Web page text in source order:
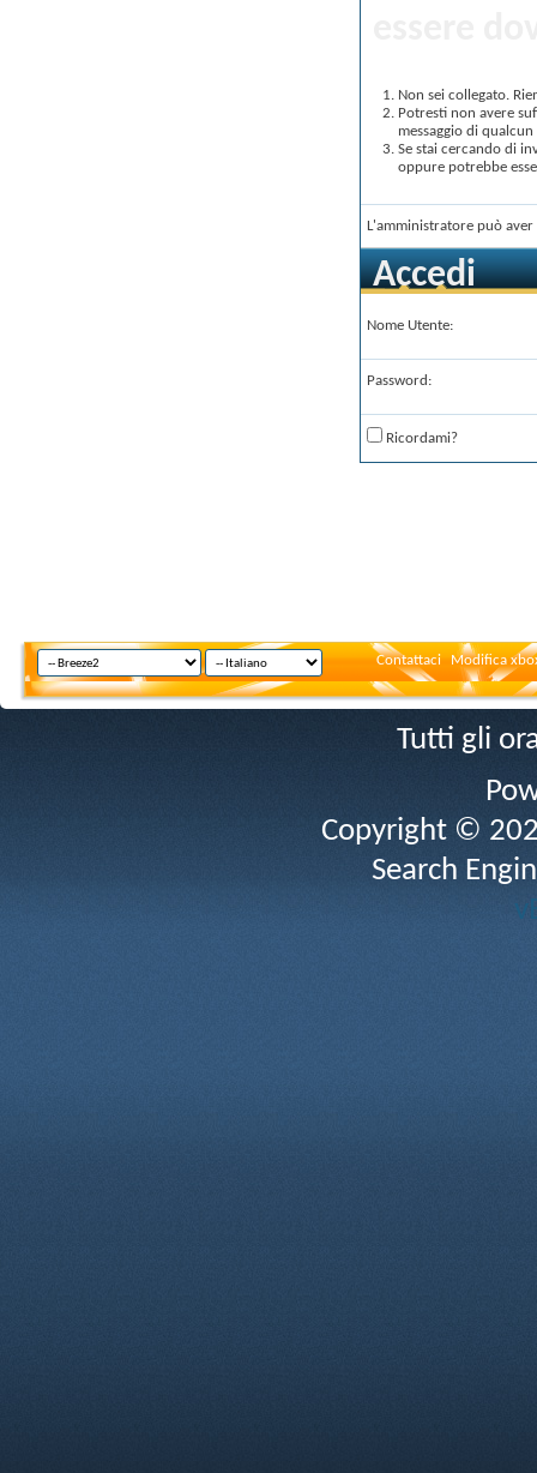
Non sei collegato.
Potresti non avere
messaggio di
Se stai cercando di
oppure potrebbe
L'amministratore può
Accedi
Nome Utente:
Password:
Ricordami?
Contattaci Modifica
Tutti gli
Copyright ©
Search